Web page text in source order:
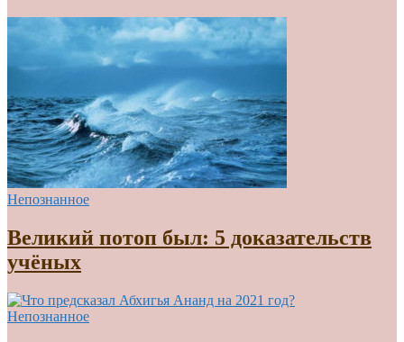
Непознанное
Великий потоп был: 5 доказательств
учёных
Непознанное